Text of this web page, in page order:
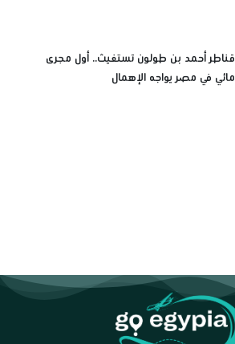
قناطر أحمد بن طولون تستغيث.. أول مجرى
مائي في مصر يواجه الإهمال